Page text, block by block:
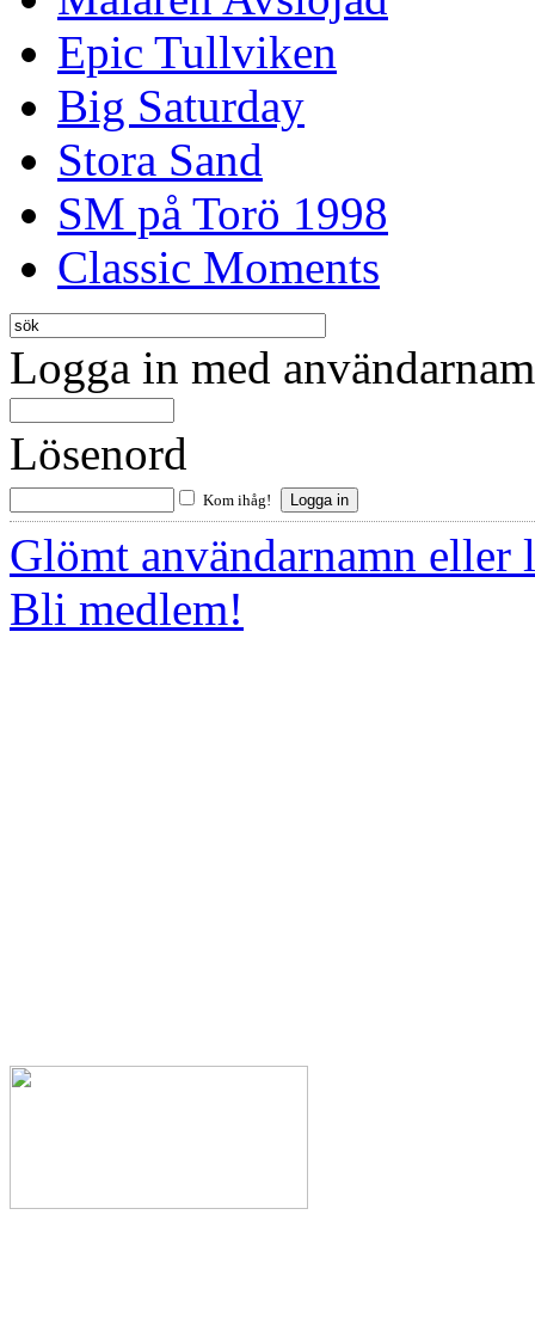
Epic Tullviken
Big Saturday
Stora Sand
SM på Torö 1998
Classic Moments
Logga in med
Lösenord
Kom ihåg!
Glömt användarnamn eller
Bli medlem!